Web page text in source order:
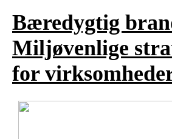
Bæredygtig
Miljøvenlige
for